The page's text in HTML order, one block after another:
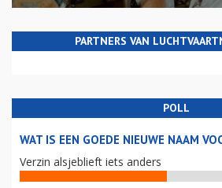
PARTNERS VAN
POLL
WAT IS EEN GOEDE NIEUWE NAAM
Verzin alsjeblieft iets anders